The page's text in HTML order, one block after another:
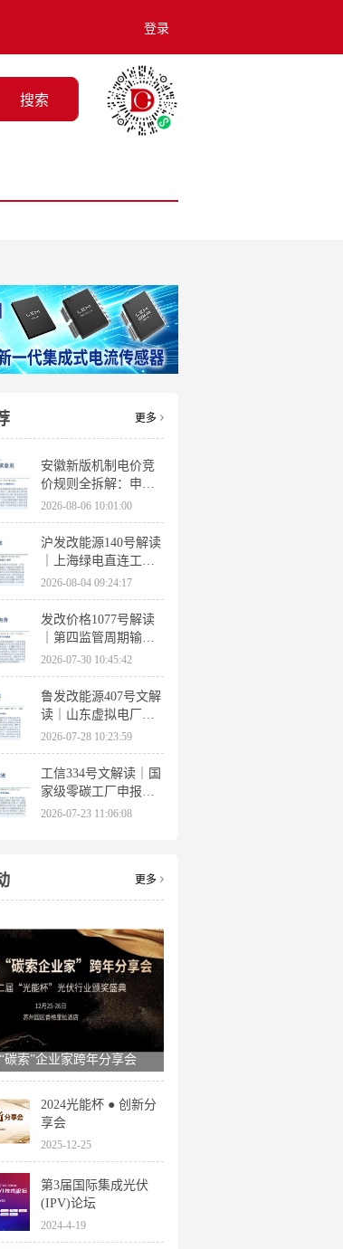
登录
搜索
更多
安徽新版机制电价竞
价规则全拆解：申报
条件、保函罚则、出
清机制、聚合商门槛
2026-08-06 10:01:00
沪发改能源140号解读
｜上海绿电直连工作
方案 申报条件、源荷
指标、场景优先级全
梳理
2026-08-04 09:24:17
发改价格1077号解读
｜第四监管周期输配
电价落地 电量电价下
调容量电价上调
2026-07-30 10:45:42
鲁发改能源407号文解
读｜山东虚拟电厂管
理办法全文 分布式光
伏打包入市规则详解
2026-07-28 10:23:59
工信334号文解读｜国
家级零碳工厂申报条
件、三大硬性指标、
2026-07-23 11:06:08
更多
碳索”企业家跨年分享会
2024光能杯 ● 创新分
享会
2025-12-25
第3届国际集成光伏
(IPV)论坛
2024-4-19